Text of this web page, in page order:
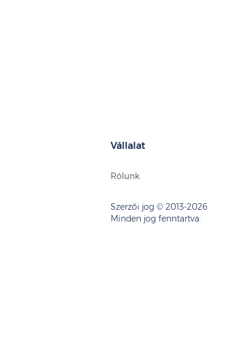
Vállalat
Rólunk
Szerzői jog © 2013-2026
Minden jog fenntartva.